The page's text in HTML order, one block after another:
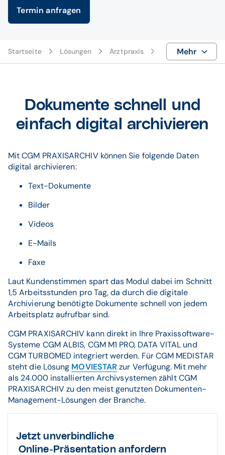
Termin anfragen
Startseite Lösungen Arztpraxis Zusatzprodukte
Mehr
Dokumente schnell und
einfach digital archivieren
Mit CGM PRAXISARCHIV können Sie folgende Daten
digital archivieren:
Text-Dokumente
Bilder
Videos
E-Mails
Faxe
Laut Kundenstimmen spart das Modul dabei im Schnitt
1,5 Arbeitsstunden pro Tag, da durch die digitale
Archivierung benötigte Dokumente schnell von jedem
Arbeitsplatz aufrufbar sind.
CGM PRAXISARCHIV kann direkt in Ihre Praxissoftware-
Systeme CGM ALBIS, CGM M1 PRO, DATA VITAL und
CGM TURBOMED integriert werden. Für CGM MEDISTAR
steht die Lösung MOVIESTAR zur Verfügung. Mit mehr
als 24.000 installierten Archivsystemen zählt CGM
PRAXISARCHIV zu den meist genutzten Dokumenten-
Management-Lösungen der Branche.
Jetzt unverbindliche
Online-Präsentation anfordern